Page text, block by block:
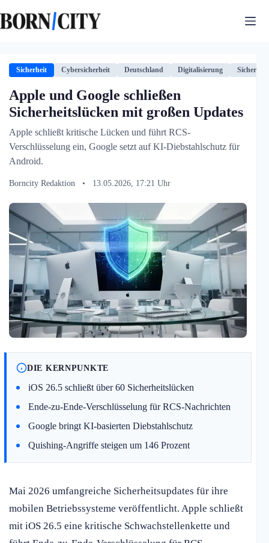
Inhalt
springen
Sicherheit Cybersicherheit Deutschland Digitalisierung
Apple und Google schließen
Sicherheitslücken mit großen Updates
Apple schließt kritische Lücken und führt RCS-
Verschlüsselung ein, Google setzt auf KI-Diebstahlschutz für
Android.
Borncity Redaktion • 13.05.2026, 17:21 Uhr
DIE KERNPUNKTE
iOS 26.5 schließt über 60 Sicherheitslücken
Ende-zu-Ende-Verschlüsselung für RCS-Nachrichten
Google bringt KI-basierten Diebstahlschutz
Quishing-Angriffe steigen um 146 Prozent
Mai 2026 umfangreiche Sicherheitsupdates für ihre
mobilen Betriebssysteme veröffentlicht. Apple schließt
mit iOS 26.5 eine kritische Schwachstellenkette und